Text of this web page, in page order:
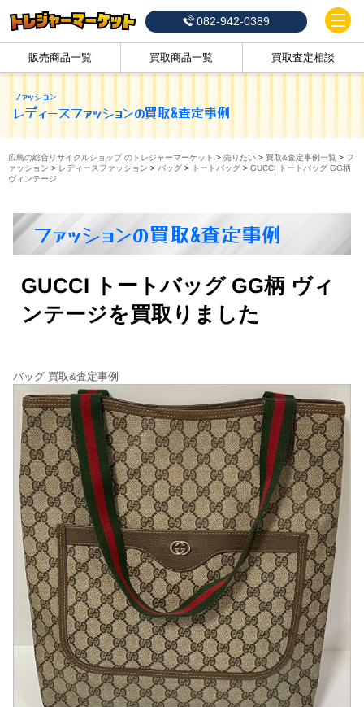
082-942-0389
販売商品一覧 買取商品一覧 買取査定相談
ファッション
レディースファッションの買取&査定事例
広島の総合リサイクルショップ のトレジャーマーケット > 売りたい> 買取&査定事例一覧 > フ
ァッション > レディースファッション > バッグ> トートバッグ> GUCCI トートバッグ GG柄
ヴィンテージ
ファッションの買取&査定事例
GUCCI トートバッグ GG柄 ヴィ
ンテージを買取りました
バッグ 買取&査定事例